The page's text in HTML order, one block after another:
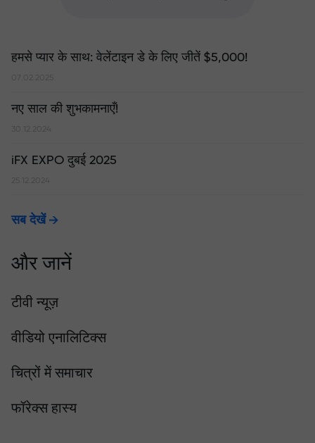
हमसे प्यार के साथ: वेलेंटाइन डे के लिए जीतें $5,000!
नए साल की शुभकामनाएँ!
30.12.2024
iFX EXPO दुबई 2025
25.12.2024
सब देखें
और जानें
टीवी न्यूज़
वीडियो एनालिटिक्स
चित्रों में समाचार
फॉरेक्स हास्य